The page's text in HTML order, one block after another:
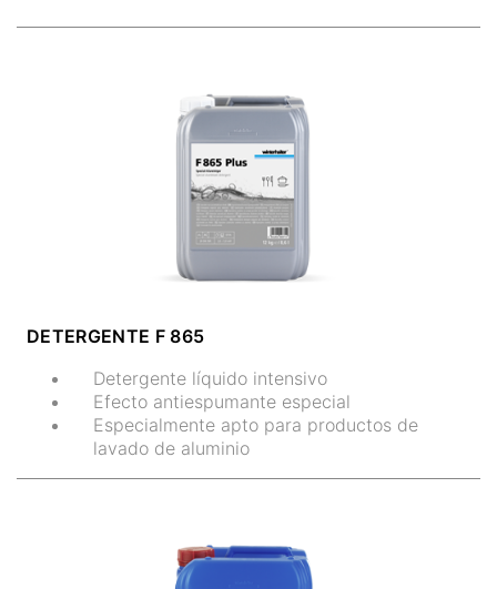
DETERGENTE F 865
Detergente líquido intensivo
Efecto antiespumante especial
Especialmente apto para productos de
lavado de aluminio